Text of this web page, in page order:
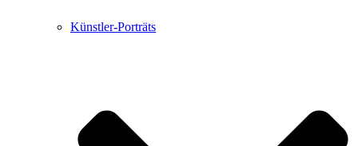
Künstler-Porträts